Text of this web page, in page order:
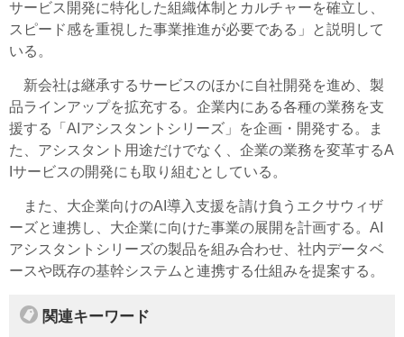
サービス開発に特化した組織体制とカルチャーを確立し、
スピード感を重視した事業推進が必要である」と説明して
いる。
新会社は継承するサービスのほかに自社開発を進め、製
品ラインアップを拡充する。企業内にある各種の業務を支
援する「AIアシスタントシリーズ」を企画・開発する。ま
た、アシスタント用途だけでなく、企業の業務を変革するA
Iサービスの開発にも取り組むとしている。
また、大企業向けのAI導入支援を請け負うエクサウィザ
ーズと連携し、大企業に向けた事業の展開を計画する。AI
アシスタントシリーズの製品を組み合わせ、社内データベ
ースや既存の基幹システムと連携する仕組みを提案する。
関連キーワード